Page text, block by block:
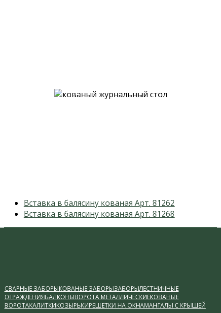
previous
post:
Вставка в балясину кованая Арт. 81262
next
Вставка в балясину кованая Арт. 81268
СВАРНЫЕ ЗАБОРЫКОВАНЫЕ ЗАБОРЫЗАБОРЫЛЕСТНИЧНЫЕ
ОГРАЖДЕНИЯБАЛКОНЫВОРОТА МЕТАЛЛИЧЕСКИЕКОВАНЫЕ
ВОРОТАКАЛИТКИКОЗЫРЬКИРЕШЕТКИ НА ОКНАМАНГАЛЫ С КРЫШЕЙ